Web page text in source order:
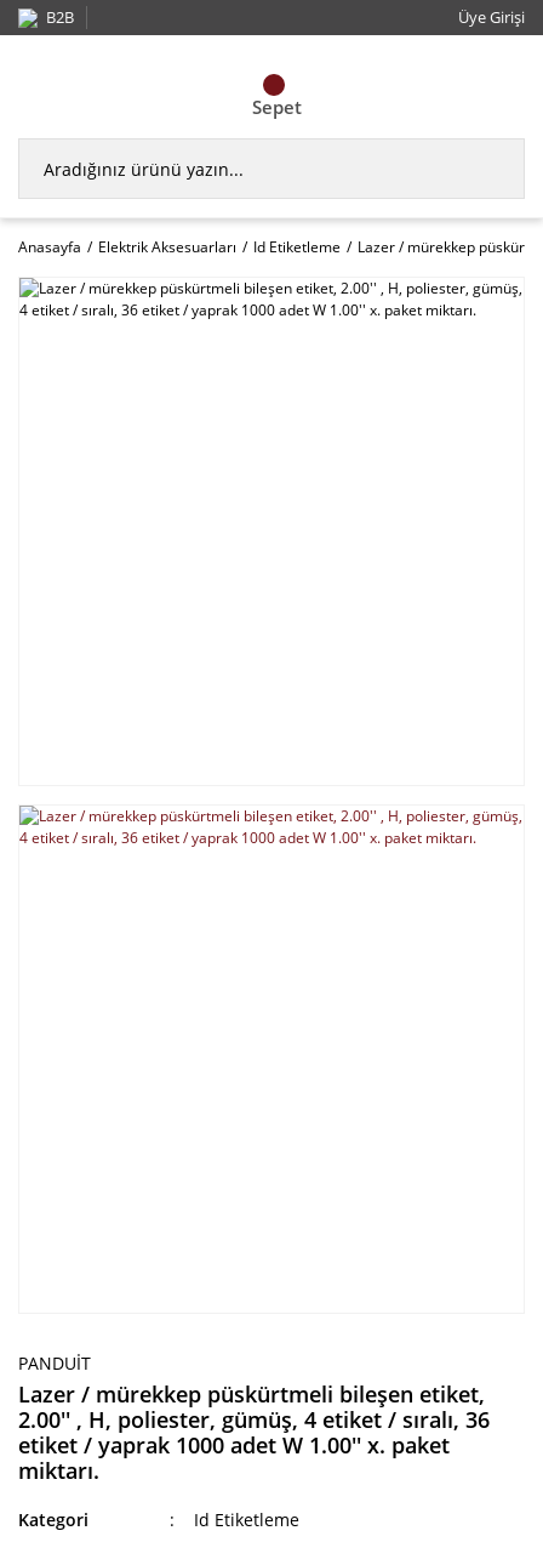
B2B Üye Girişi
Sepet
Anasayfa Elektrik Aksesuarları Id Etiketleme Lazer / mürekkep
PANDUIT
Lazer / mürekkep püskürtmeli bileşen etiket,
2.00'' , H, poliester, gümüş, 4 etiket / sıralı, 36
etiket / yaprak 1000 adet W 1.00'' x. paket
miktarı.
Kategori
Id Etiketleme